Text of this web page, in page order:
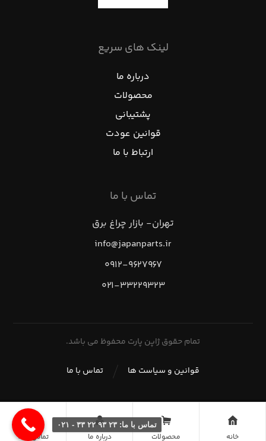
لینک های سریع
درباره ما
محصولات
پشتیبانی
قوانین عودت
ارتباط با ما
تماس با ما
تهران- بازار چراغ برق
info@japanparts.ir
۰۹۱۲-۹۶۲۷۹۶۷
۰۲۱-۳۳۲۲۹۳۲۳
تمام حقوق ژاپن پارت محفوظ می باشد.
تماس با ما قوانین و سیاست ها
خانه محصولات درباره ما تماس با ما
تماس با ما: ۲۳ ۹۳ ۲۲ ۳۳ - ۰۲۱